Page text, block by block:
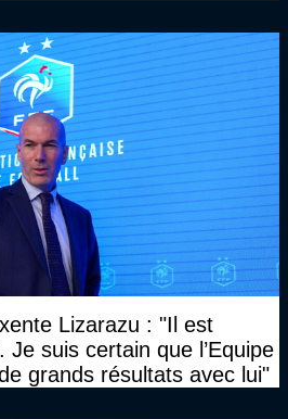
Lizarazu : "Il est
suis certain que l’Equipe
grands résultats avec lui"